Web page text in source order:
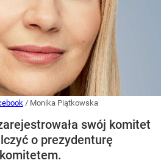
/ Monika Piątkowska
swój komitet
o prezydenturę